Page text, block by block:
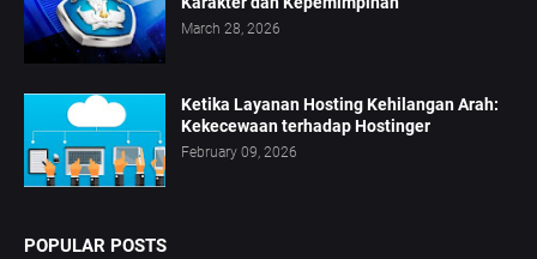
March 28, 2026
Ketika Layanan Hosting Kehilangan Arah:
Kekecewaan terhadap Hostinger
February 09, 2026
POPULAR POSTS